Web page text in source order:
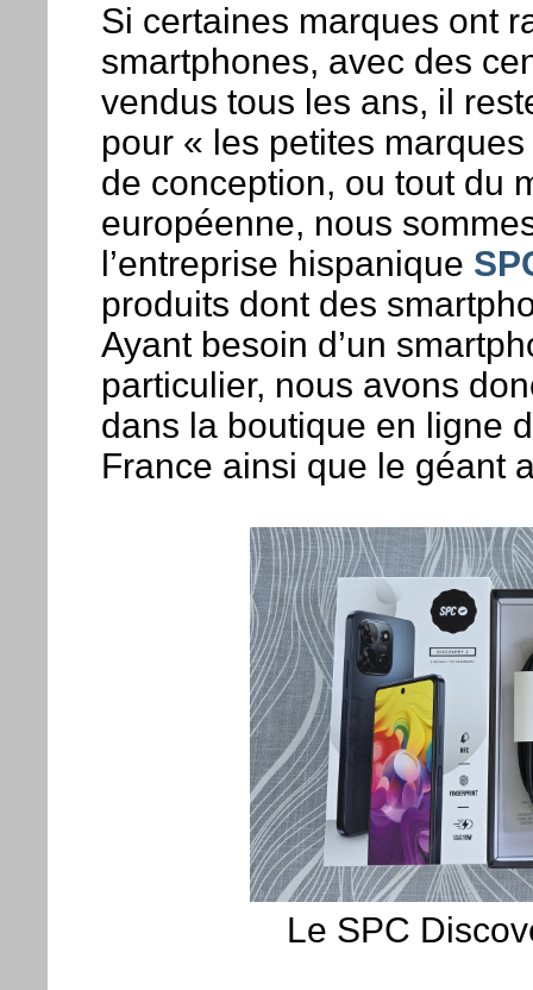
Si certaines marques ont
smartphones, avec des
vendus tous les ans, il
pour « les petites
de conception, ou tout du
européenne, nous
l’entreprise hispanique
produits dont des
Ayant besoin d’un
particulier, nous avons
dans la boutique en ligne
France ainsi que le géant
Le SPC